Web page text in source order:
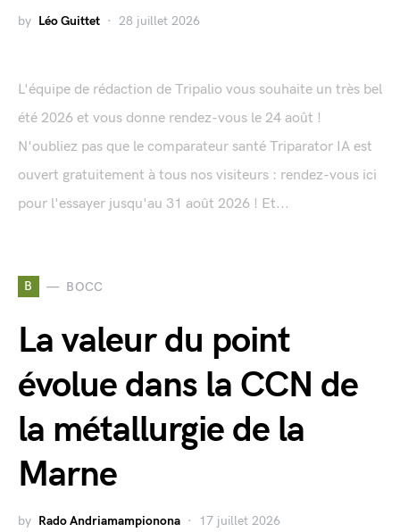
by Léo Guittet 28 juillet 2026
L'équipe de rédaction de Tripalio vous souhaite un très bel
été 2026 et vous donne rendez-vous le 24 août !
N'oubliez pas que le comparateur santé Triparator IA est
ouvert gratuitement à tous nos visiteurs : rendez-vous ici
pour l'essayer jusqu'au 31 août 2026 ! Et...
B BOCC
La valeur du point
évolue dans la CCN de
la métallurgie de la
Marne
by Rado Andriamampionona 17 juillet 2026